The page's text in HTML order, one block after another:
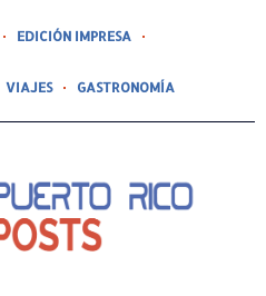
EDICIÓN IMPRESA
VIAJES GASTRONOMÍA